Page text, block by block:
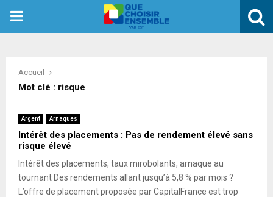
PRIMARY
Accueil
Mot clé : risque
Argent Arnaques
Intérêt des placements : Pas de rendement élevé sans
risque élevé
Intérêt des placements, taux mirobolants, arnaque au
tournant Des rendements allant jusqu’à 5,8 % par mois ?
L’offre de placement proposée par CapitalFrance est trop